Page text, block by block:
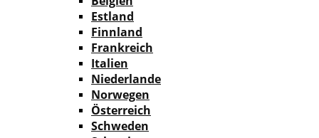
Estland
Finnland
Frankreich
Italien
Niederlande
Norwegen
Österreich
Schweden